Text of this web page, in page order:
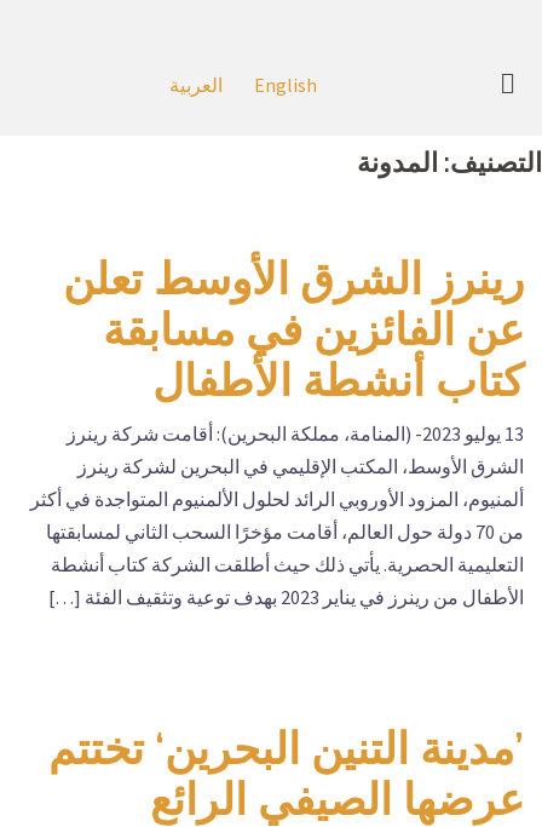
English العربية
التصنيف: المدونة
رينرز الشرق الأوسط تعلن
عن الفائزين في مسابقة
كتاب أنشطة الأطفال
13 يوليو 2023- (المنامة، مملكة البحرين): أقامت شركة رينرز
الشرق الأوسط، المكتب الإقليمي في البحرين لشركة رينرز
ألمنيوم، المزود الأوروبي الرائد لحلول الألمنيوم المتواجدة في أكثر
من 70 دولة حول العالم، أقامت مؤخرًا السحب الثاني لمسابقتها
التعليمية الحصرية. يأتي ذلك حيث أطلقت الشركة كتاب أنشطة
الأطفال من رينرز في يناير 2023 بهدف توعية وتثقيف الفئة […]
’مدينة التنين البحرين‘ تختتم
عرضها الصيفي الرائع